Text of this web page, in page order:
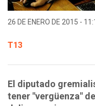
26 DE ENERO DE 2015 -
T13
El diputado
tener "vergüenza"